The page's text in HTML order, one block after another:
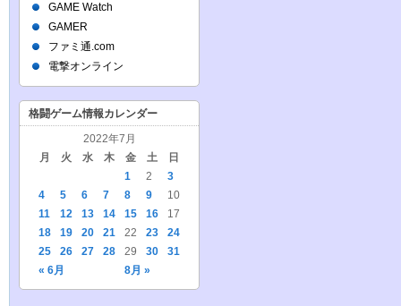
GAME Watch
GAMER
ファミ通.com
電撃オンライン
格闘ゲーム情報カレンダー
2022年7月
月
火 水 木 金 土 日
« 6月 8月 »
1 2
3
4
5 6 7 8 9
10
11
12 13 14 15 16
17
18
19 20 21 22 23
24
25
26 27 28 29 30 31